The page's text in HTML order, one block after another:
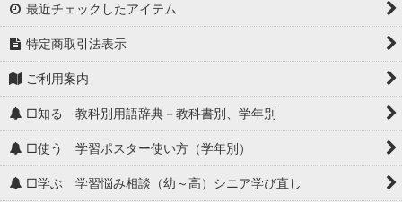
最近チェックしたアイテム
特定商取引法表示
ご利用案内
□知る 教科別用語辞典－教科書別、学年別
□使う 学習ポスター使い方（学年別）
□学ぶ 学習悩み相談（幼～高）シニア学び直し